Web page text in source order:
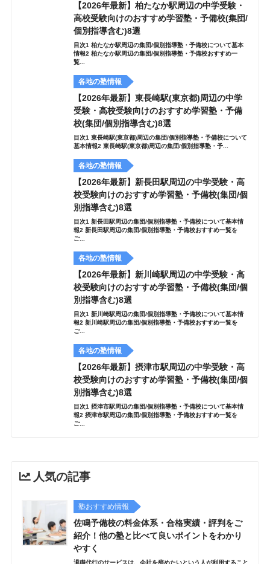
【2026年最新】柏たなか駅周辺の中学受験・
高校受験向けのおすすめ学習塾・予備校(集団/
個別指導含む)8選
目次1 柏たなか駅周辺の集団/個別指導塾・予備校について基本
情報2 柏たなか駅周辺の集団/個別指導塾・予備校おすすめ一
覧...
各地の塾情報
【2026年最新】東長崎駅(東京都)周辺の中学
受験・高校受験向けのおすすめ学習塾・予備
校(集団/個別指導含む)8選
目次1 東長崎駅(東京都)周辺の集団/個別指導塾・予備校について
基本情報2 東長崎駅(東京都)周辺の集団/個別指導塾・予...
各地の塾情報
【2026年最新】新長田駅周辺の中学受験・高
校受験向けのおすすめ学習塾・予備校(集団/個
別指導含む)8選
目次1 新長田駅周辺の集団/個別指導塾・予備校について基本情
報2 新長田駅周辺の集団/個別指導塾・予備校おすすめ一覧を
ご...
各地の塾情報
【2026年最新】新川崎駅周辺の中学受験・高
校受験向けのおすすめ学習塾・予備校(集団/個
別指導含む)8選
目次1 新川崎駅周辺の集団/個別指導塾・予備校について基本情
報2 新川崎駅周辺の集団/個別指導塾・予備校おすすめ一覧を
ご...
各地の塾情報
【2026年最新】摂津市駅周辺の中学受験・高
校受験向けのおすすめ学習塾・予備校(集団/個
別指導含む)8選
目次1 摂津市駅周辺の集団/個別指導塾・予備校について基本情
報2 摂津市駅周辺の集団/個別指導塾・予備校おすすめ一覧を
ご...
人気の記事
塾おすすめ情報
佐鳴予備校の料金体系・合格実績・評判をご
紹介！他の塾と比べて良いポイントをわかり
やすく